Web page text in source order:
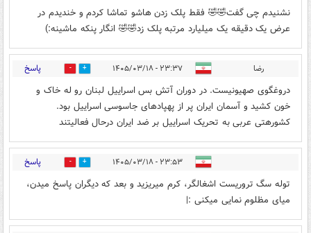
نشنیدم چی گفت🤣🤣 فقط پلک زدن هاشو تماشا کردم و خندیدم در
عرض یک دقیقه یک میلیارد مرتبه پلک زد🤣🤣 انگار پنکه ماشینه:)
رضا ۲۳:۳۷ - ۱۴۰۵/۰۳/۱۸ 0 پاسخ
دروغگوی صهیونیست. در دوران آتش بس اسراییل لبنان رو له خاک و
خون کشید و آسمان ایران پر از پهپادهای جاسوسی اسراییل بود.
کشورهتی عربی به تحریک اسراییل بر ضد ایران درحال فعالیتند
۲۳:۵۳ - ۱۴۰۵/۰۳/۱۸ 3 پاسخ
توله سگ تروریست اشغالگر، کرم میریزید و بعد که دیگران پاسخ میدن،
میای مظلوم نمایی میکنی :|